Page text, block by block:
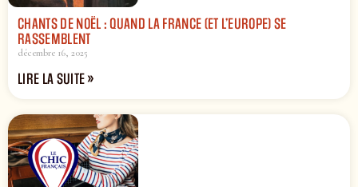
CHANTS DE NOËL : QUAND LA FRANCE (ET L’EUROPE) SE
RASSEMBLENT
décembre 16, 2025
LIRE LA SUITE »